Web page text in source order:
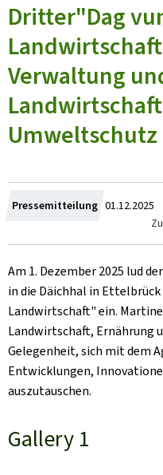
Dritter"Dag
Verwaltung
Umweltschutz
Pressemitteilung Crée
01.12.2025
Am 1. Dezember 2025 lud
in die Däichhal in
Landwirtschaft" ein.
Landwirtschaft, Ernährung
Gelegenheit, sich mit dem
Entwicklungen,
auszutauschen.
Gallery 1